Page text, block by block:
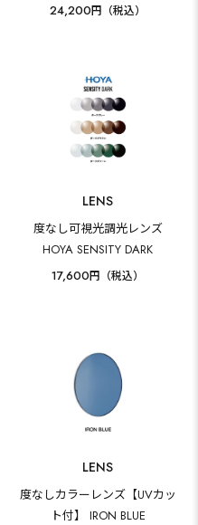
24,200円（税込）
LENS
度なし可視光調光レンズ
HOYA SENSITY DARK
17,600円（税込）
LENS
度なしカラーレンズ【UVカッ
ト付】 IRON BLUE